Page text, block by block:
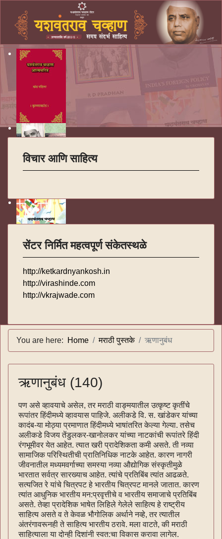
विचार आणि साहित्य
सेंटर निर्मित महत्वपूर्ण संकेतस्थळे
http://ketkardnyankosh.in
http://virashinde.com
http://vkrajwade.com
You are here: Home मराठी पुस्तके ऋणानुबंध
ऋणानुबंध (140)
पण असे व्हावयाचे असेल, तर मराठी वाङ्मयातील उत्कृष्ट कृतींचे
रूपांतर हिंदीमध्ये व्हावयास पाहिजे. अलीकडे वि. स. खांडेकर यांच्या
कादंब-या मोठ्या प्रमाणात हिंदीमध्ये भाषांतरित केल्या गेल्या. तसेच
अलीकडे विजय तेंडुलकर-खानोलकर यांच्या नाटकांची रूपांतरे हिंदी
रंगभूमीवर येत आहेत. त्यात खरी प्रादेशिकता कमी असते. ती नव्या
सामाजिक परिस्थितीची प्रातिनिधिक नाटके आहेत. कारण नागरी
जीवनातील मध्यमवर्गाच्या समस्या नव्या औद्योगिक संस्कृतीमुळे
भारतात सर्वत्र सारख्याच आहेत. त्यांचे प्रतिबिंब त्यांत आढळते.
सत्यजित रे यांचे चित्रपट हे भारतीय चित्रपट मानले जातात. कारण
त्यांत आधुनिक भारतीय मन:प्रवृत्तीचे व भारतीय समाजाचे प्रतिबिंब
असते. तेव्हा प्रादेशिक भाषेत लिहिले गेलेले साहित्य हे राष्ट्रीय
साहित्य असते व ते केवळ भौगोलिक अर्थाने नव्हे, तर त्यातील
अंतरंगावरूनही ते साहित्य भारतीय ठरावे. मला वाटते, की मराठी
साहित्याला या दोन्ही दिशांनी स्वत:चा विकास करावा लागेल.